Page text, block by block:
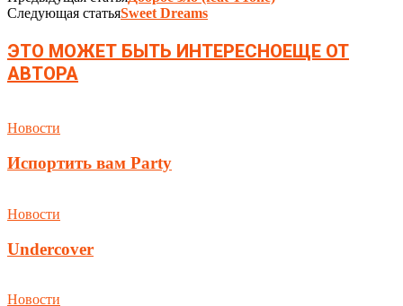
Следующая статьяSweet Dreams
ЭТО МОЖЕТ БЫТЬ ИНТЕРЕСНОЕЩЕ ОТ
АВТОРА
Новости
Испортить вам Party
Новости
Undercover
Новости